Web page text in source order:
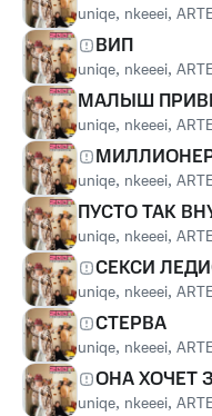
uniqe, nkeeei,
ВИП
uniqe, nkeeei,
МАЛЫШ
uniqe, nkeeei,
uniqe, nkeeei,
ПУСТО ТАК
uniqe, nkeeei,
СЕКСИ
uniqe, nkeeei,
СТЕРВА
uniqe, nkeeei,
ОНА ХОЧЕТ
uniqe, nkeeei,